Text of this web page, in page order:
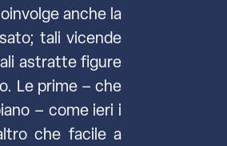
anche la
tali vicende
astratte figure
Le prime – che
– come ieri i
che facile a